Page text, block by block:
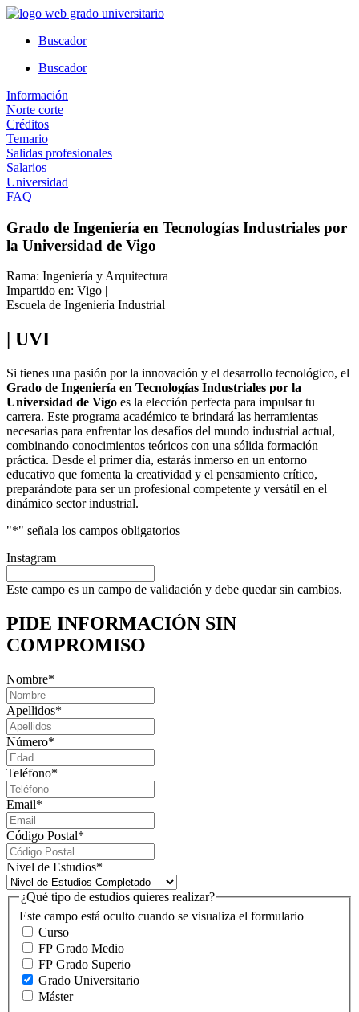
Ir
contenidoBuscador
Buscador
Información
Norte corte
Créditos
Temario
Salidas profesionales
Salarios
Universidad
FAQ
Grado de Ingeniería en Tecnologías Industriales por
la Universidad de Vigo
Rama: Ingeniería y Arquitectura
Impartido en: Vigo |
Escuela de Ingeniería Industrial
| UVI
Si tienes una pasión por la innovación y el desarrollo tecnológico, el
Grado de Ingeniería en Tecnologías Industriales por la
Universidad de Vigo es la elección perfecta para impulsar tu
carrera. Este programa académico te brindará las herramientas
necesarias para enfrentar los desafíos del mundo industrial actual,
combinando conocimientos teóricos con una sólida formación
práctica. Desde el primer día, estarás inmerso en un entorno
educativo que fomenta la creatividad y el pensamiento crítico,
preparándote para ser un profesional competente y versátil en el
dinámico sector industrial.
"*" señala los campos obligatorios
Instagram
Este campo es un campo de validación y debe quedar sin cambios.
PIDE INFORMACIÓN SIN
COMPROMISO
Nombre*
Apellidos*
Número*
Teléfono*
Email*
Código Postal*
Nivel de Estudios*
Este campo está oculto cuando se visualiza el formulario
¿Qué tipo de estudios quieres realizar?
Curso
FP Grado Medio
FP Grado Superio
Grado Universitario
Máster